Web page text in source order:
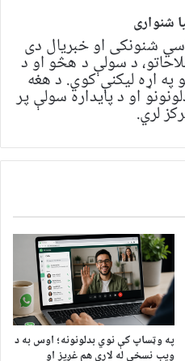
شنواری
شنونکی او خبریال دی
د سولې د هڅو او د
اړه لیکنې کوي. د هغه
او د پایداره سولې پر
لري.
په وټساپ کې نوي بدلونونه؛ اوس به د
ویب نسخې له لارې هم غږیز او